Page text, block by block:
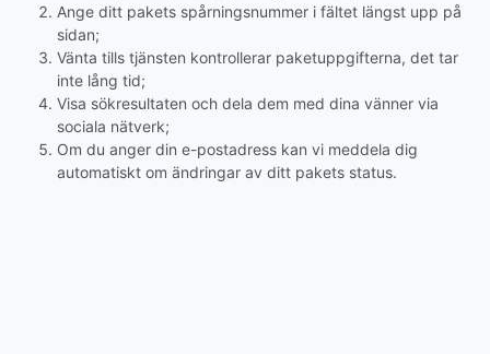
Ange ditt pakets spårningsnummer i fältet längst upp på
sidan;
Vänta tills tjänsten kontrollerar paketuppgifterna, det tar
inte lång tid;
Visa sökresultaten och dela dem med dina vänner via
sociala nätverk;
Om du anger din e-postadress kan vi meddela dig
automatiskt om ändringar av ditt pakets status.